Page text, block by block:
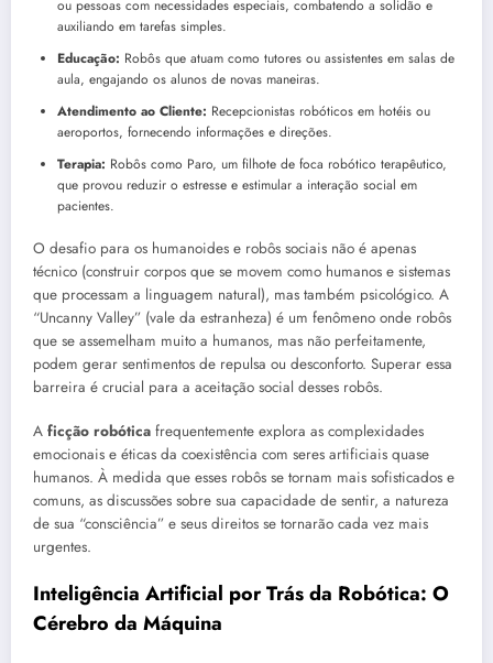
ou pessoas com necessidades especiais, combatendo a solidão e
auxiliando em tarefas simples.
Educação: Robôs que atuam como tutores ou assistentes em salas de
aula, engajando os alunos de novas maneiras.
Atendimento ao Cliente: Recepcionistas robóticos em hotéis ou
aeroportos, fornecendo informações e direções.
Terapia: Robôs como Paro, um filhote de foca robótico terapêutico,
que provou reduzir o estresse e estimular a interação social em
pacientes.
O desafio para os humanoides e robôs sociais não é apenas
técnico (construir corpos que se movem como humanos e sistemas
que processam a linguagem natural), mas também psicológico. A
“Uncanny Valley” (vale da estranheza) é um fenômeno onde robôs
que se assemelham muito a humanos, mas não perfeitamente,
podem gerar sentimentos de repulsa ou desconforto. Superar essa
barreira é crucial para a aceitação social desses robôs.
A ficção robótica frequentemente explora as complexidades
emocionais e éticas da coexistência com seres artificiais quase
humanos. À medida que esses robôs se tornam mais sofisticados e
comuns, as discussões sobre sua capacidade de sentir, a natureza
de sua “consciência” e seus direitos se tornarão cada vez mais
urgentes.
Inteligência Artificial por Trás da Robótica: O
Cérebro da Máquina